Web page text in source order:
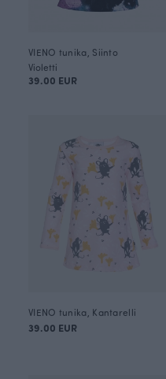
VIENO tunika, Siinto
Violetti
39.00 EUR
VIENO tunika, Kantarelli
39.00 EUR